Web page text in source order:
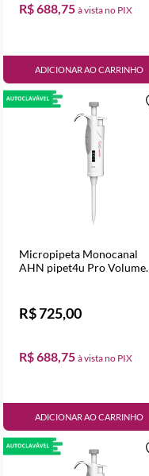
R$ 688,75
ADICIONAR AO CARRINHO
Micropipeta Monocanal
AHN pipet4u Pro Volume
R$ 688,75
R$ 725,00
ADICIONAR AO CARRINHO